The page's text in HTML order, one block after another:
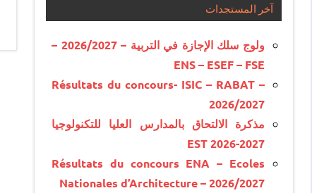
آخر المستجدات
ولوج سلك الإجازة في التربية – 2026/2027 –
ENS – ESEF – FSE
Résultats du concours- ISIC – RABAT –
2026/2027
مذكرة الالتحاق بالمدارس العليا للتكنولوجيا
EST 2026-2027
Résultats du concours ENA – Ecoles
Nationales d’Architecture – 2026/2027